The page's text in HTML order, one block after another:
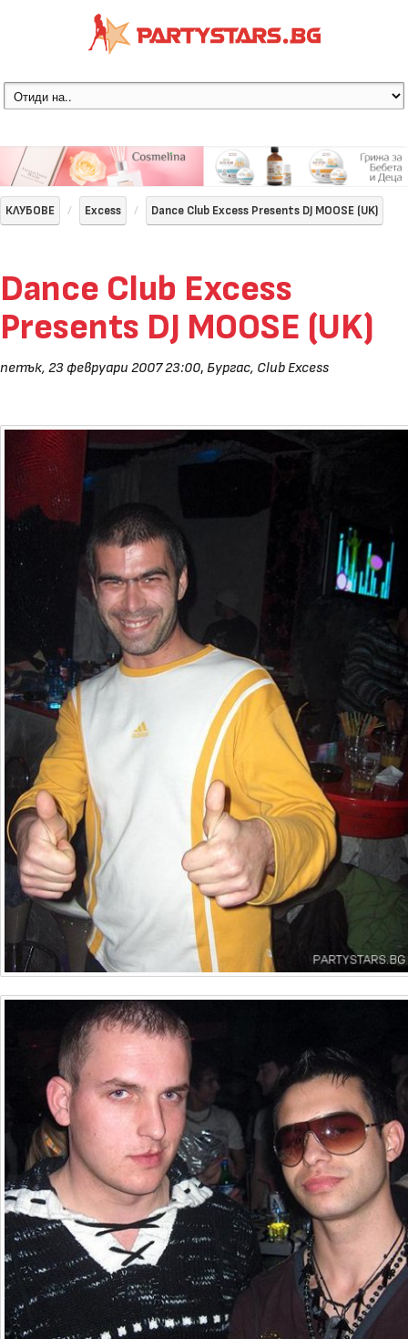
КЛУБОВЕ Excess Dance Club Excess Presents DJ MOOSE (UK)
Dance Club Excess
Presents DJ MOOSE (UK)
петък, 23 февруари 2007 23:00, Бургас, Club Excess